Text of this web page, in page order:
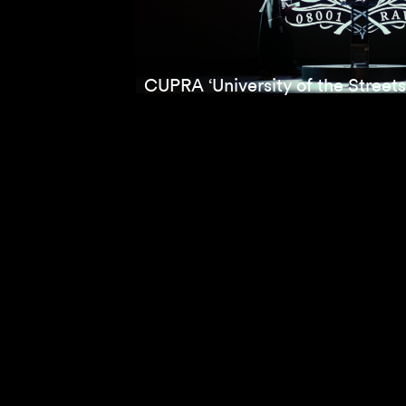
CUPRA ‘University of the